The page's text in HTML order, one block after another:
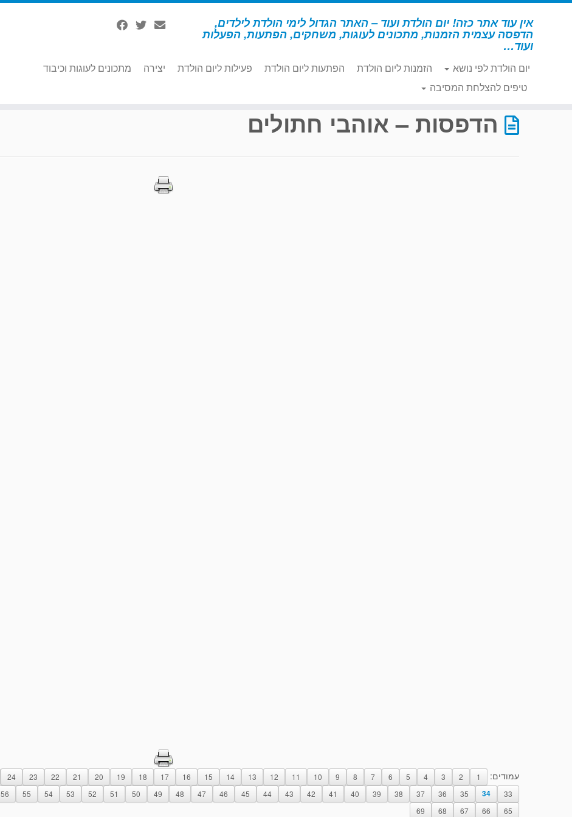
דלג
אין עוד אתר כזה! יום הולדת ועוד – האתר הגדול לימי הולדת לילדים,
הדפסה עצמית הזמנות, מתכונים לעוגות, משחקים, הפתעות, הפעלות
ועוד…
יום הולדת לפי נושא הזמנות ליום הולדת הפתעות ליום הולדת פעילות ליום הולדת יצירה
מתכונים לעוגות וכיבוד
טיפים להצלחת המסיבה
דף הבית » הדפסות – אוהבי חתולים
הדפסות – אוהבי חתולים
עמודים: 1
2
3
4
5
6
7
8
9
10
11
12
13
14
15
16
17
18
19
20
21
22
23
24
33
34
35
36
37
38
39
40
41
42
43
44
45
46
47
48
49
50
51
52
53
54
55
56
65
66
67
68
69